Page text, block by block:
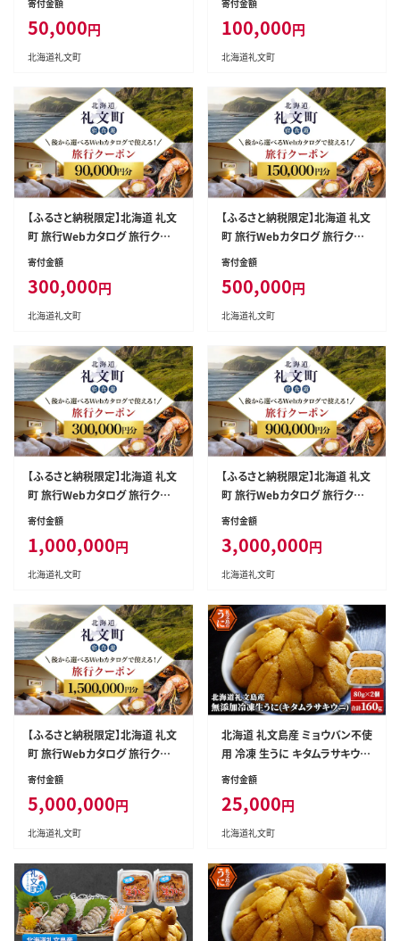
応援 支援 礼文島 地域貢献 自然
保護 地方創生 まちづくり ふるさ
と納税 】
寄付金額
50,000円
北海道礼文町
応援 支援 礼文島 地域貢献 自然
保護 地方創生 まちづくり ふるさ
と納税 】
寄付金額
100,000円
北海道礼文町
【ふるさと納税限定】北海道 礼文
町 旅行Webカタログ 旅行クー
ポン 90,000円分 ［JTA株式会
タログギフト 宿泊券 観光 体験
アクティビティ 礼文島 ツアー 】
寄付金額
300,000円
北海道礼文町
【ふるさと納税限定】北海道 礼文
町 旅行Webカタログ 旅行クー
ポン 150,000円分 ［JTA株式会
タログギフト 宿泊券 観光 体験
アクティビティ 礼文島 ツアー 】
寄付金額
500,000円
北海道礼文町
【ふるさと納税限定】北海道 礼文
町 旅行Webカタログ 旅行クー
ポン 300,000円分 ［JTA株式会
タログギフト 宿泊券 観光 体験
アクティビティ 礼文島 ツアー 】
寄付金額
1,000,000円
北海道礼文町
【ふるさと納税限定】北海道 礼文
町 旅行Webカタログ 旅行クー
ポン 900,000円分 ［JTA株式会
タログギフト 宿泊券 観光 体験
アクティビティ 礼文島 ツアー 】
寄付金額
3,000,000円
北海道礼文町
【ふるさと納税限定】北海道 礼文
町 旅行Webカタログ 旅行クー
ポン 1,500,000円分 ［JTA株式
カタログギフト 宿泊券 観光 体
験 アクティビティ 礼文島 ツアー
寄付金額
5,000,000円
北海道礼文町
北海道 礼文島産 ミョウバン不使
用 冷凍 生うに キタムラサキウニ
80g×2個［野崎水産］【 うに ウニ
ニ 海鮮 うに丼 濃厚 甘み 】
寄付金額
25,000円
北海道礼文町